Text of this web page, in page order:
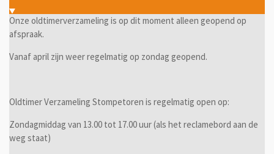
Onze oldtimerverzameling is op dit moment alleen geopend op
afspraak.
Vanaf april zijn weer regelmatig op zondag geopend.
Oldtimer Verzameling Stompetoren is regelmatig open op:
Zondagmiddag van 13.00 tot 17.00 uur (als het reclamebord aan de
weg staat)